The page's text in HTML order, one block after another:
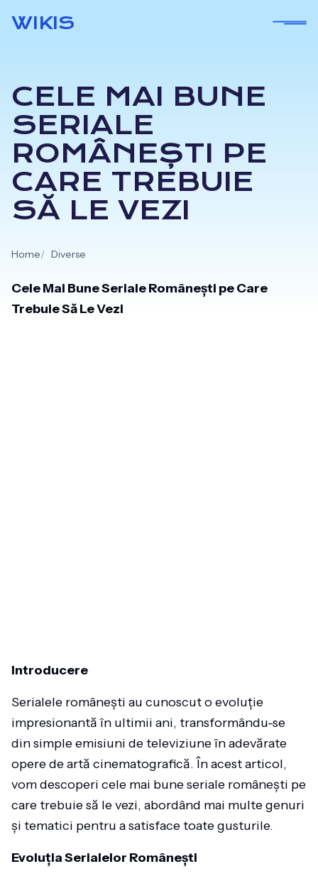
WIKIS
CELE MAI BUNE
SERIALE
ROMÂNEȘTI PE
CARE TREBUIE
SĂ LE VEZI
Home Diverse
Cele Mai Bune Seriale Românești pe Care
Trebuie Să Le Vezi
Introducere
Serialele românești au cunoscut o evoluție
impresionantă în ultimii ani, transformându-se
din simple emisiuni de televiziune în adevărate
opere de artă cinematografică. În acest articol,
vom descoperi cele mai bune seriale românești pe
care trebuie să le vezi, abordând mai multe genuri
și tematici pentru a satisface toate gusturile.
Evoluția Serialelor Românești